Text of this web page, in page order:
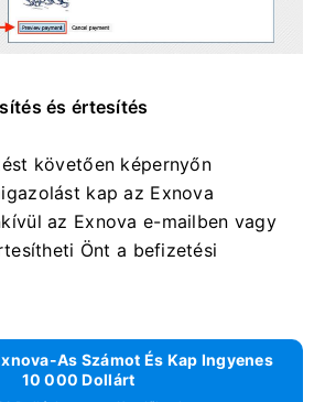
és értesítés
követően képernyőn
kap az Exnova
az Exnova e-mailben vagy
Önt a befizetési
As Számot És Kap Ingyenes
10 000 Dollárt